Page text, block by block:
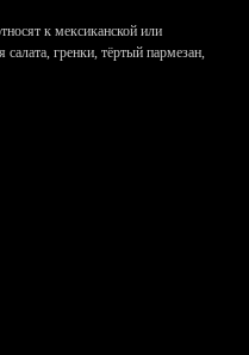
к мексиканской или
гренки, тёртый пармезан,